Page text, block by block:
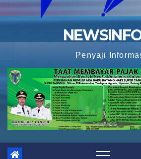
Penyaji